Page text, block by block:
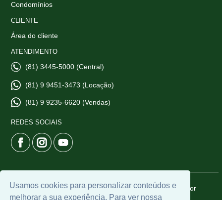
Usamos cookies para personalizar conteúdos e
melhorar a sua experiência. Para ver nossa
Condomínios
CLIENTE
Área do cliente
ATENDIMENTO
(81) 3445-5000 (Central)
(81) 9 9451-3473 (Locação)
(81) 9 9235-6620 (Vendas)
REDES SOCIAIS
© 2026 | CTI Imobiliária | CRECI: 6665-J | Desenvolvido por